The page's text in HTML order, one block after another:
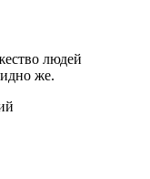
людей
же.